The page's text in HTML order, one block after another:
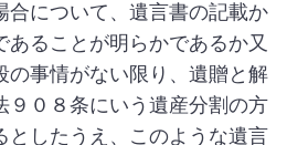
合について、遺言書の記載か
あることが明らかであるか又
の事情がない限り、遺贈と解
９０８条にいう遺産分割の方
としたうえ、このような遺言